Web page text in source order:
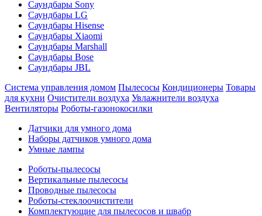
Саундбары Sony
Саундбары LG
Саундбары Hisense
Саундбары Xiaomi
Саундбары Marshall
Саундбары Bose
Саундбары JBL
Система управления домом Пылесосы Кондиционеры Товары
для кухни Очистители воздуха Увлажнители воздуха
Вентиляторы Роботы-газонокосилки
Датчики для умного дома
Наборы датчиков умного дома
Умные лампы
Роботы-пылесосы
Вертикальные пылесосы
Проводные пылесосы
Роботы-стеклоочистители
Комплектующие для пылесосов и швабр